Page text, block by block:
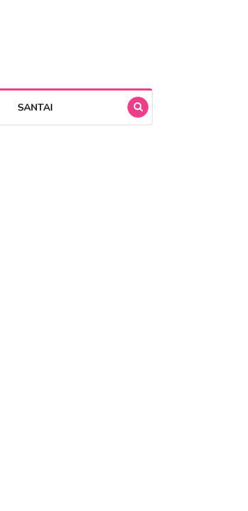
SANTAI